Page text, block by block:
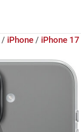
/ iPhone / iPhone 17